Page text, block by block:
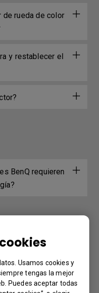
Usamos cookies y
tengas la mejor
Puedes aceptar todas
de rueda de color
y restablecer el
BenQ requieren
BenQ requieren